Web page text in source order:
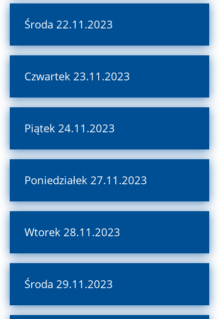
Środa 22.11.2023
Czwartek 23.11.2023
Piątek 24.11.2023
Poniedziałek 27.11.2023
Wtorek 28.11.2023
Środa 29.11.2023